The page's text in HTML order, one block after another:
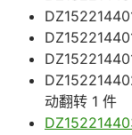
动翻转 1 件